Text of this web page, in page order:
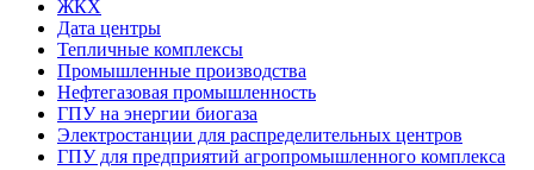
ЖКХ
Дата центры
Тепличные комплексы
Промышленные производства
Нефтегазовая промышленность
ГПУ на энергии биогаза
Электростанции для распределительных центров
ГПУ для предприятий агропромышленного комплекса